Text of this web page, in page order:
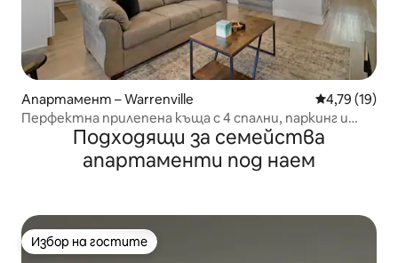
Апартамент – Warrenville Средна
4,79 (19)
Перфектна прилепена къща с 4 спални, паркинг и
корт за пикълбол
Подходящи за семейства
апартаменти под наем
Избор на гостите
Избор на гостите